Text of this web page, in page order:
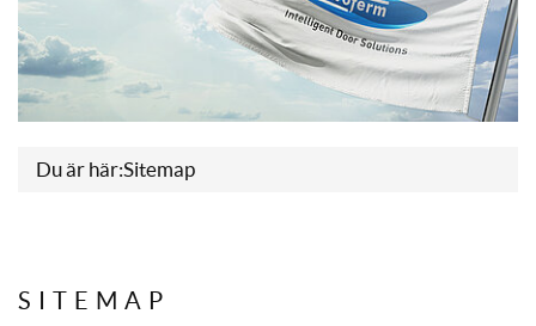
Du är här:Sitemap
SITEMAP